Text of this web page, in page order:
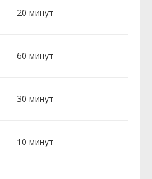
20 минут
60 минут
30 минут
10 минут